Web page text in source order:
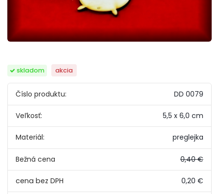
skladom akcia
Číslo produktu: DD 0079
Veľkosť: 5,5 x 6,0 cm
Materiál: preglejka
Bežná cena 0,40 €
0,20 €